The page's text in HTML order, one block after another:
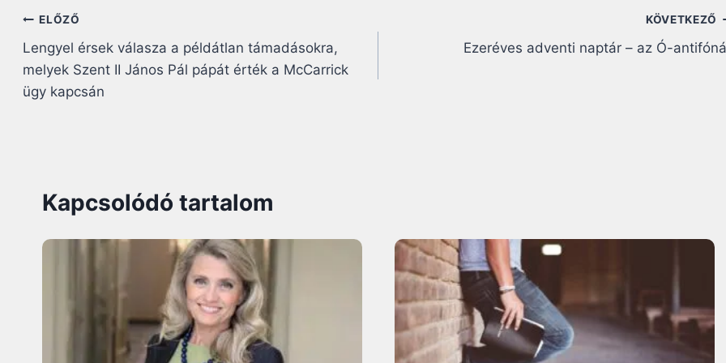
Bejegyzés
navigáció
ELŐZŐ
Lengyel érsek válasza a példátlan támadásokra,
melyek Szent II János Pál pápát érték a McCarrick
ügy kapcsán
KÖVETKEZŐ
Ezeréves adventi naptár – az Ó-
Kapcsolódó tartalom